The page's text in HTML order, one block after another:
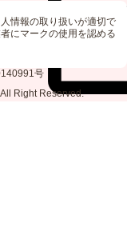
情報の取り扱いが適切で
にマークの使用を認める
号
All Right Reserved.